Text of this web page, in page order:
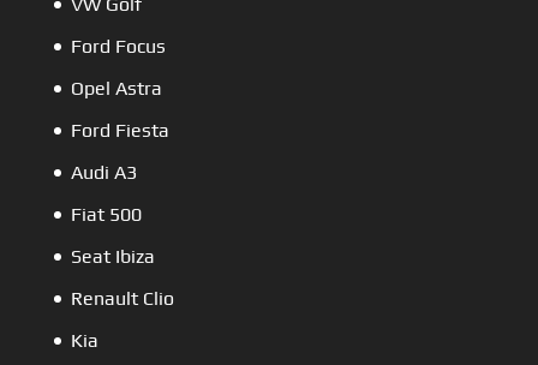
VW Golf
Ford Focus
Opel Astra
Ford Fiesta
Audi A3
Fiat 500
Seat Ibiza
Renault Clio
Kia